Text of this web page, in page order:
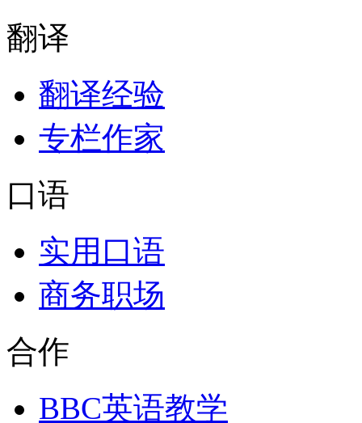
翻译
翻译经验
专栏作家
口语
实用口语
商务职场
合作
BBC英语教学